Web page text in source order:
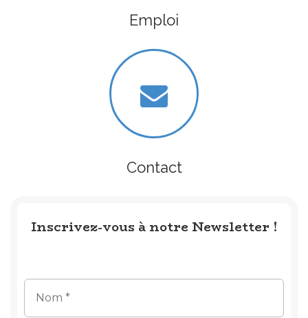
Emploi
Contact
Inscrivez-vous à notre Newsletter !